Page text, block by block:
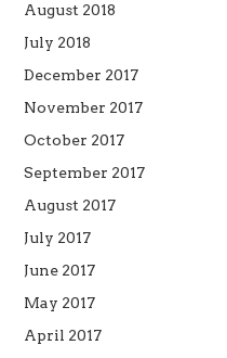
August 2018
July 2018
December 2017
November 2017
October 2017
September 2017
August 2017
July 2017
June 2017
May 2017
April 2017